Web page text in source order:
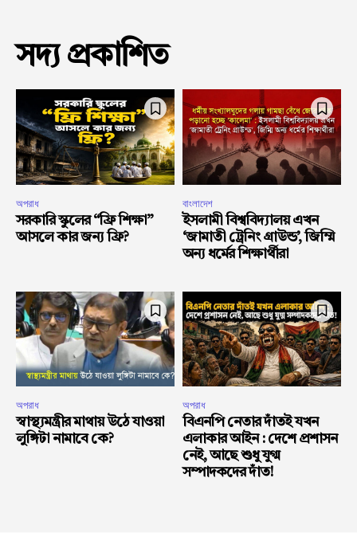
সদ্য প্রকাশিত
অপরাধ
সরকারি স্কুলের “ফ্রি শিক্ষা”
আসলে কার জন্য ফ্রি?
বাংলাদেশ
ইসলামী বিশ্ববিদ্যালয় এখন
‘জামাতী ট্রেনিং গ্রাউন্ড’, জিম্মি
অন্য ধর্মের শিক্ষার্থীরা
অপরাধ
স্বাস্থ্যমন্ত্রীর মাথায় উঠে যাওয়া
লুঙ্গিটা নামাবে কে?
অপরাধ
বিএনপি নেতার দাঁতই যখন
এলাকার আইন : দেশে প্রশাসন
নেই, আছে শুধু যুগ্ম
সম্পাদকদের দাঁত!